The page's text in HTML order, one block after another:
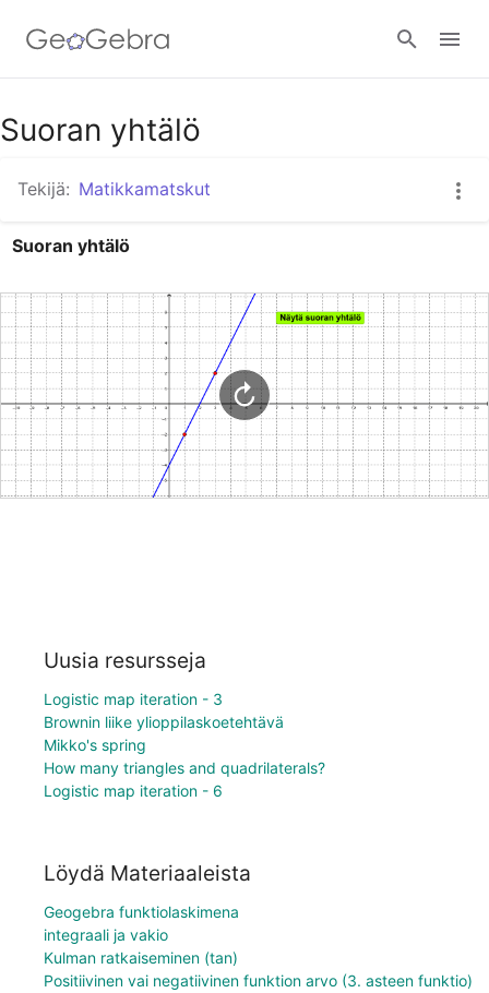
Google Classroom
GeoGebra Classroom
Suoran yhtälö
Tekijä: Matikkamatskut
Suoran yhtälö
Uusia resursseja
Logistic map iteration - 3
Brownin liike ylioppilaskoetehtävä
Mikko's spring
How many triangles and quadrilaterals?
Logistic map iteration - 6
Löydä Materiaaleista
Geogebra funktiolaskimena
integraali ja vakio
Kulman ratkaiseminen (tan)
Positiivinen vai negatiivinen funktion arvo (3. asteen funktio)